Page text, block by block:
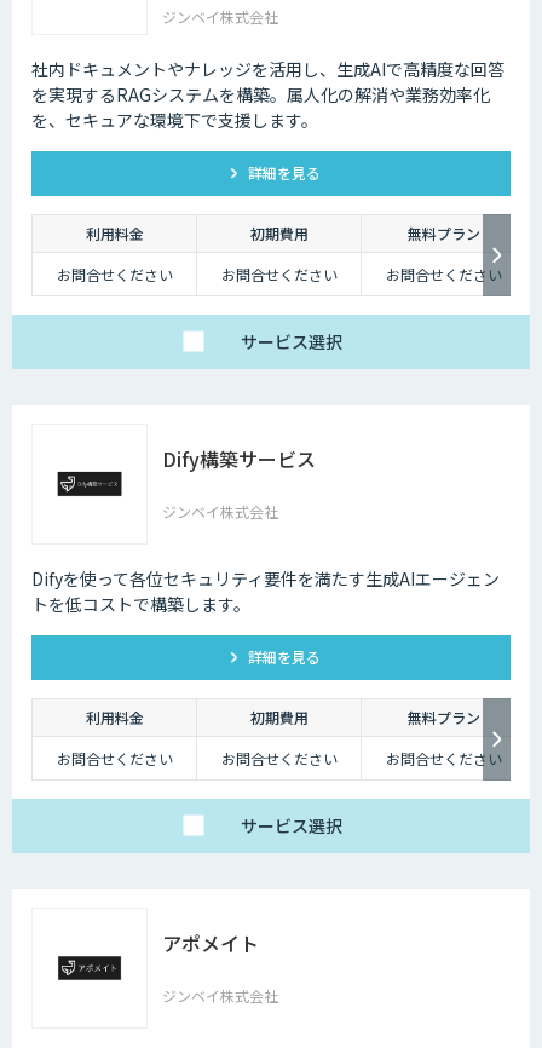
ジンベイ株式会社
社内ドキュメントやナレッジを活用し、生成AIで高精度な回答
を実現するRAGシステムを構築。属人化の解消や業務効率化
を、セキュアな環境下で支援します。
詳細を見る
利用料金 初期費用
無料プラン
お問合せください
お問合せください お問合せください
サービス選択
Dify構築サービス
ジンベイ株式会社
Difyを使って各位セキュリティ要件を満たす生成AIエージェン
トを低コストで構築します。
詳細を見る
利用料金 初期費用
無料プラン
お問合せください
お問合せください お問合せください
サービス選択
アポメイト
ジンベイ株式会社